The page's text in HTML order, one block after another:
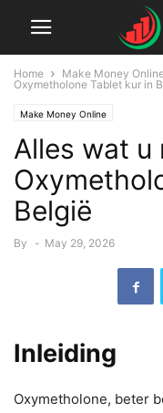
Home Make Money
Oxymetholone Tablet kur in
Make Money Online
Alles wat u
België
By - May 29, 2026
Inleiding
Oxymetholone, beter